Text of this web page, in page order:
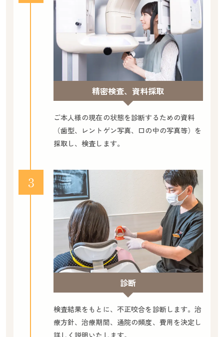
精密検査、資料採取
ご本人様の現在の状態を診断するための資料
（歯型、レントゲン写真、口の中の写真等）を
採取し、検査します。
３
診断
検査結果をもとに、不正咬合を診断します。治
療方針、治療期間、通院の頻度、費用を決定し
詳しく説明いたします。